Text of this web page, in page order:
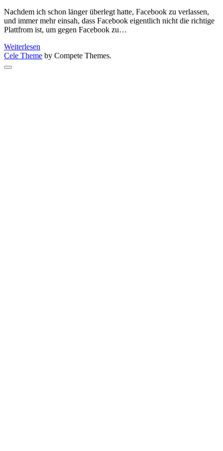
Nachdem ich schon länger überlegt hatte, Facebook zu verlassen,
und immer mehr einsah, dass Facebook eigentlich nicht die richtige
Plattfrom ist, um gegen Facebook zu…
Weiterlesen
I’m
Cele Theme by Compete Themes.
Scroll